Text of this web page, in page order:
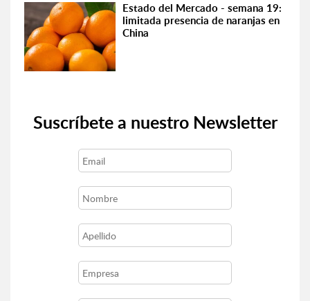
Estado del Mercado - semana 19:
limitada presencia de naranjas en
China
Suscríbete a nuestro Newsletter